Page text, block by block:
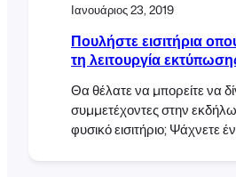
Ιανουάριος 23, 2019
Πουλήστε εισιτήρια
τη λειτουργία
Θα θέλατε να μπορείτε να
συμμετέχοντες στην
φυσικό εισιτήριο; Ψάχνετε